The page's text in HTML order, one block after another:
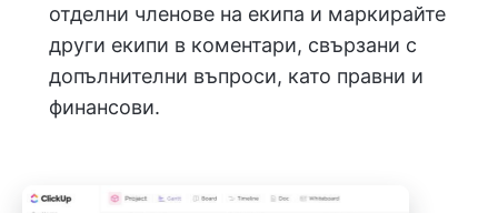
отделни членове на екипа и маркирайте
други екипи в коментари, свързани с
допълнителни въпроси, като правни и
финансови.